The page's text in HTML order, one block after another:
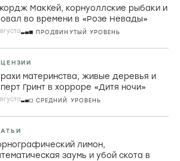
МакКей, корнуоллские рыбаки и
во времени в «Розе Невады»
ПРОДВИНУТЫЙ УРОВЕНЬ
материнства, живые деревья и
Гринт в хорроре «Дитя ночи»
СРЕДНИЙ УРОВЕНЬ
лимон,
заумь и убой скота в